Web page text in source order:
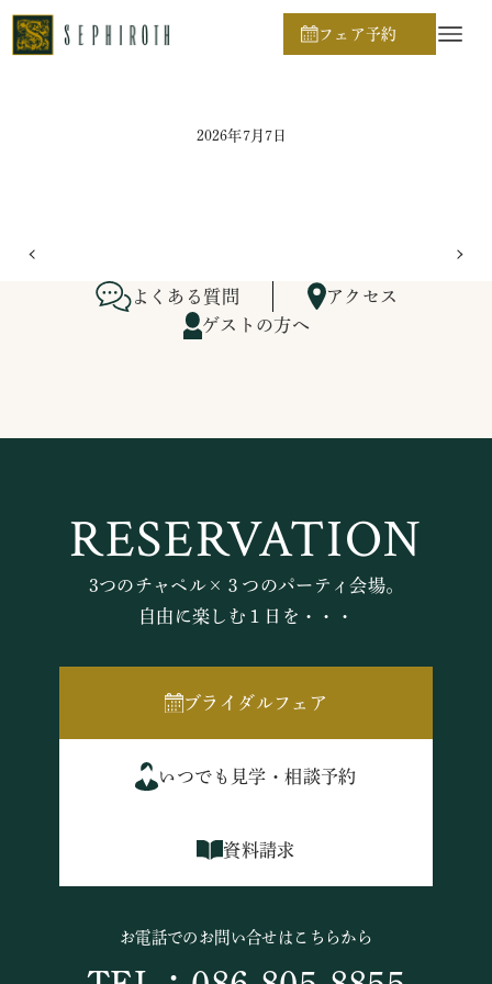
フェア予約
ホーム
2026年7月7日
よくある質問
アクセス
ゲストの方へ
RESERVATION
3つのチャペル×３つのパーティ会場。
自由に楽しむ１日を・・・
ブライダルフェア
いつでも見学・相談予約
資料請求
お電話でのお問い合せはこちらから